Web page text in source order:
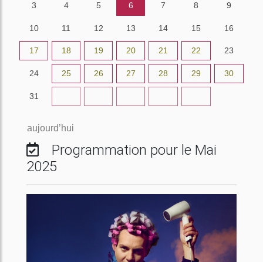
3 4 5 6 7 8 9
10 11 12 13 14 15 16
17 18 19 20 21 22 23
24 25 26 27 28 29 30
31
aujourd’hui
Programmation pour le Mai
2025